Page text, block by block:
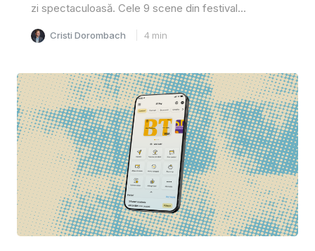
zi spectaculoasă. Cele 9 scene din festival...
Cristi Dorombach 4 min